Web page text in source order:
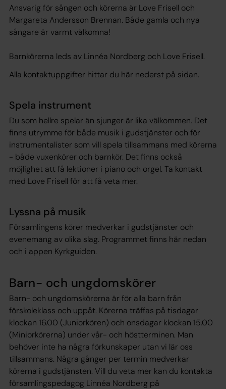
Ansvarig för sången och körerna är Love Frisell och
Margareta Andersson Brennan. Både gamla och nya
sångare är varmt välkomna!
Barnkörerna leds av Linnéa Nordberg och Love Frisell.
Alla kontaktuppgifter hittar du här nederst på sidan.
Spela instrument
Du som hellre spelar än sjunger är lika välkommen. Det
finns utrymme för både musik i gudstjänster och för
instrumentalister som vill spela tillsammans med körerna
- både vuxenkörer och barnkör. Det finns också
möjlighet att få lektioner i piano och orgel. Ta kontakt
med Love Frisell för att få veta mer.
Lyssna på musik
Församlingens körer medverkar i gudstjänster och
evenemang av olika slag. Programmet finns här nedan
och i appen Kyrkguiden.
Barn- och ungdomskörer
Barn- och ungdomskörerna är för alla barn från
förskoleklass och uppåt. Körerna träffas på tisdagar
klockan 16.00 (Juniorkören) och onsdagar klockan 15.00
(Miniorkörerna) under vår- och höstterminen. Man
behöver inte ha några förkunskaper utan vi lär oss
tillsammans. Några gånger per termin medverkar
körerna i gudstjänsten. Vill du veta mer kan du kontakta
församlingspedagog Linnéa Nordberg på